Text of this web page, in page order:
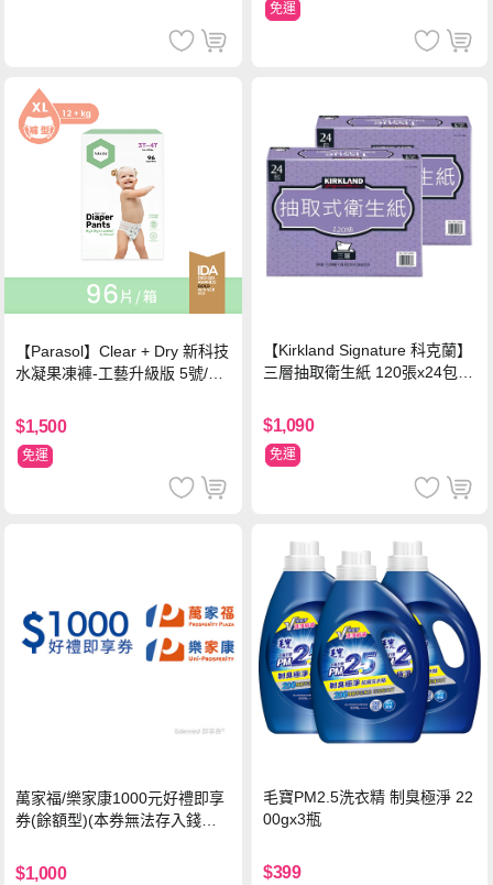
免運
【Parasol】Clear + Dry 新科技
水凝果凍褲-工藝升級版 5號/XL
$1,500
免運
【Kirkland Signature 科克蘭】
三層抽取衛生紙 120張x24包x2
$1,090
免運
萬家福/樂家康1000元好禮即享
券(餘額型)(本券無法存入錢包
$1,000
毛寶PM2.5洗衣精 制臭極淨 22
00gx3瓶
$399